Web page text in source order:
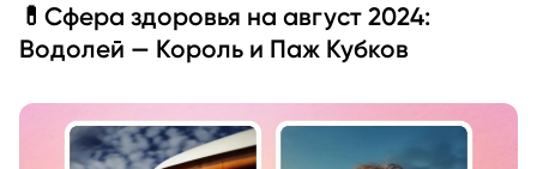
💊Сфера здоровья на август 2024:
Водолей — Король и Паж Кубков